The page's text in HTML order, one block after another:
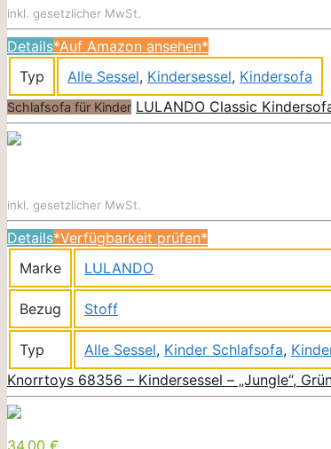
inkl. gesetzlicher MwSt.
Details*Auf Amazon ansehen*
Typ
Alle Sessel, Kindersessel, Kindersofa
Schlafsofa für Kinder LULANDO Classic
inkl. gesetzlicher MwSt.
Details*Verfügbarkeit prüfen*
Marke
LULANDO
Bezug Stoff
Typ Alle Sessel, Kinder Schlafsofa,
Knorrtoys 68356 – Kindersessel – „Jungle“,
34,00 €